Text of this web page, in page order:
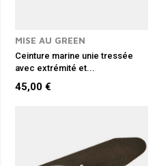
MISE AU GREEN
Ceinture marine unie tressée
avec extrémité et...
45,00 €